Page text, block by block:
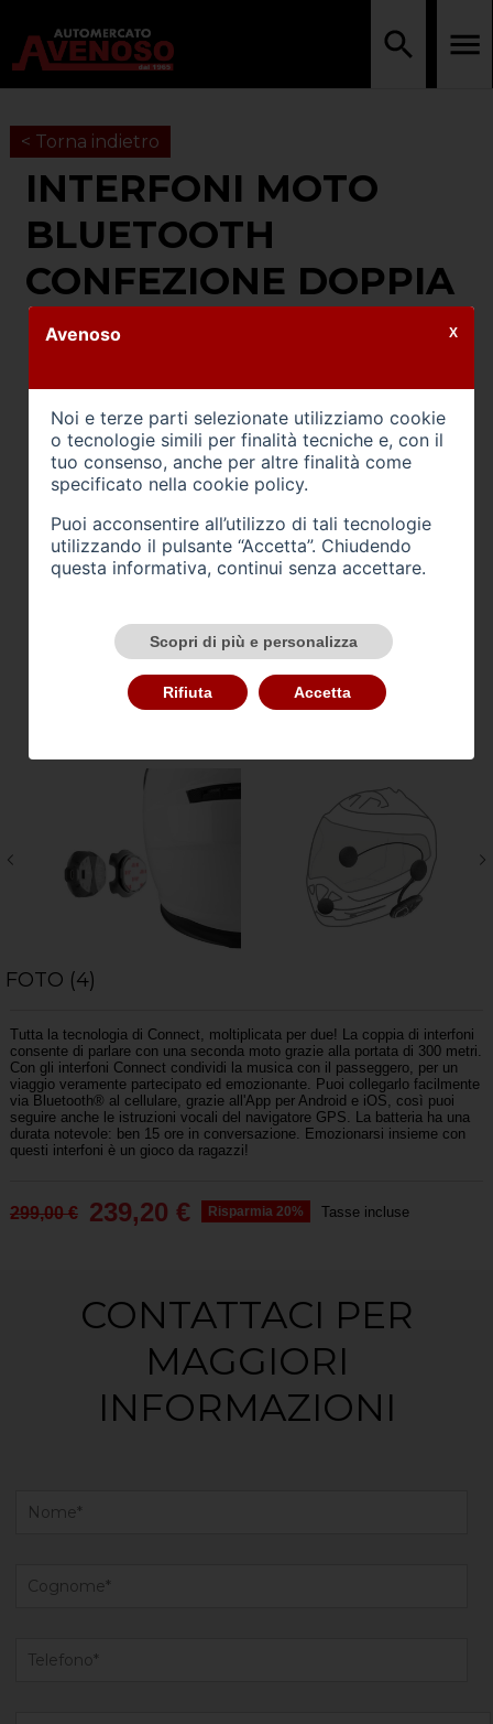
< Torna indietro
INTERFONI MOTO
BLUETOOTH
CONFEZIONE DOPPIA
FOTO (4)
Tutta la tecnologia di Connect, moltiplicata per due! La coppia di interfoni
consente di parlare con una seconda moto grazie alla portata di 300 metri
Con gli interfoni Connect condividi la musica con il passeggero, per un
viaggio veramente partecipato ed emozionante. Puoi collegarlo facilmente
via Bluetooth® al cellulare, grazie all'App per Android e iOS, così puoi
seguire anche le istruzioni vocali del navigatore GPS. La batteria ha una
durata notevole: ben 15 ore in conversazione. Emozionarsi insieme con
questi interfoni è un gioco da ragazzi!
299,00 € 239,20 € Risparmia 20% Tasse incluse
CONTATTACI PER
MAGGIORI
INFORMAZIONI
Avenoso
Noi e terze parti selezionate utilizziamo cookie
o tecnologie simili per finalità tecniche e, con il
tuo consenso, anche per altre finalità come
specificato nella cookie policy.
Puoi acconsentire all’utilizzo di tali tecnologie
utilizzando il pulsante “Accetta”. Chiudendo
questa informativa, continui senza accettare.
Scopri di più e personalizza
Rifiuta Accetta
X